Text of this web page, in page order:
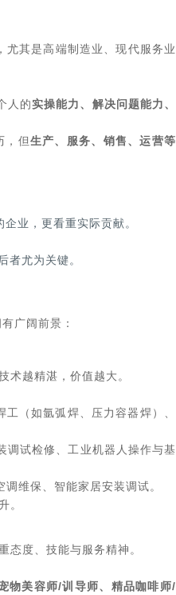
，尤其是高端制造业、现代服务业
人的实操能力、解决问题能力、
，但生产、服务、销售、运营等
业，更看重实际贡献。
者尤为关键。
广阔前景：
术越精湛，价值越大。
（如氩弧焊、压力容器焊）、
调试检修、工业机器人操作与基
维保、智能家居安装调试。
。
态度、技能与服务精神。
物美容师/训导师、精品咖啡师/